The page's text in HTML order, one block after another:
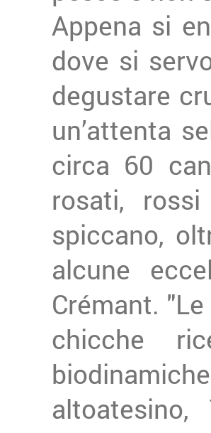
Appena si
dove si
degustare
un’attenta
circa 60
rosati,
spiccano,
alcune
Crémant.
chicche